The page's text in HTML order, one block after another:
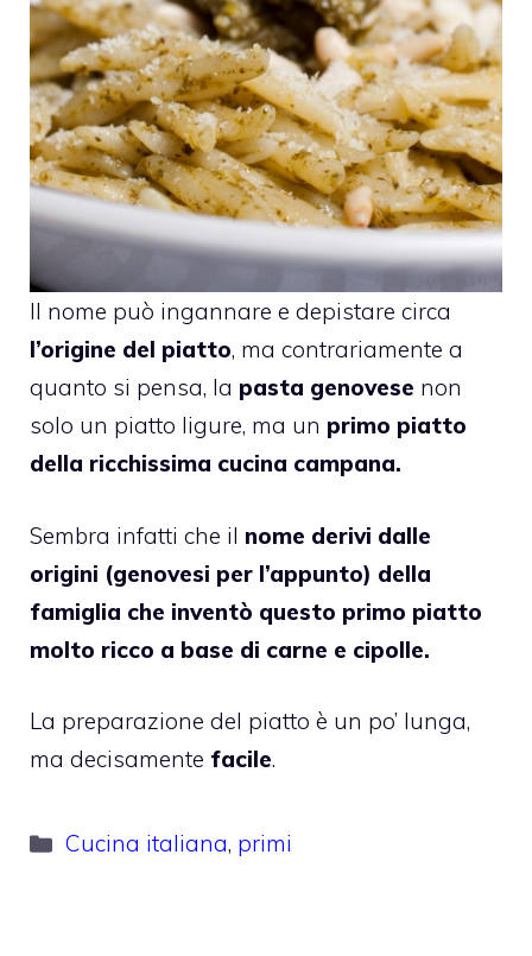
Il nome può ingannare e depistare circa
l’origine del piatto, ma contrariamente a
quanto si pensa, la pasta genovese non
solo un piatto ligure, ma un primo piatto
della ricchissima cucina campana.
Sembra infatti che il nome derivi dalle
origini (genovesi per l’appunto) della
famiglia che inventò questo primo piatto
molto ricco a base di carne e cipolle.
La preparazione del piatto è un po’ lunga,
ma decisamente facile.
Categorie
Cucina italiana, primi